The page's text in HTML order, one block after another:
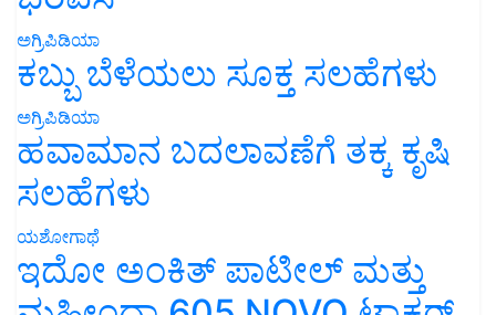
ಅಗ್ರಿಪಿಡಿಯಾ
ಕಬ್ಬು ಬೆಳೆಯಲು ಸೂಕ್ತ ಸಲಹೆಗಳು
ಅಗ್ರಿಪಿಡಿಯಾ
ಹವಾಮಾನ ಬದಲಾವಣೆಗೆ ತಕ್ಕ ಕೃಷಿ
ಸಲಹೆಗಳು
ಯಶೋಗಾಥೆ
ಇದೋ ಅಂಕಿತ್ ಪಾಟೀಲ್ ಮತ್ತು